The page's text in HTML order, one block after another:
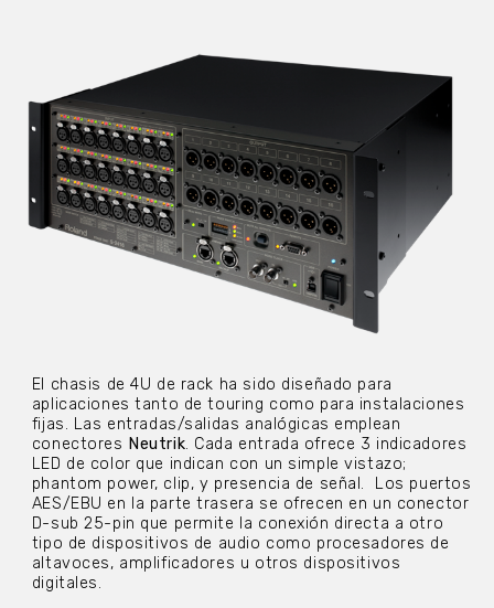
El chasis de 4U de rack ha sido diseñado para
aplicaciones tanto de touring como para instalaciones
fijas. Las entradas/salidas analógicas emplean
conectores Neutrik. Cada entrada ofrece 3 indicadores
LED de color que indican con un simple vistazo;
phantom power, clip, y presencia de señal. Los puertos
AES/EBU en la parte trasera se ofrecen en un conector
D-sub 25-pin que permite la conexión directa a otro
tipo de dispositivos de audio como procesadores de
altavoces, amplificadores u otros dispositivos
digitales.